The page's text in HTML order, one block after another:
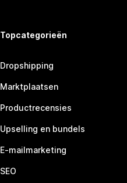
Topcategorieën
Dropshipping
Marktplaatsen
Productrecensies
Upselling en bundels
E-mailmarketing
SEO